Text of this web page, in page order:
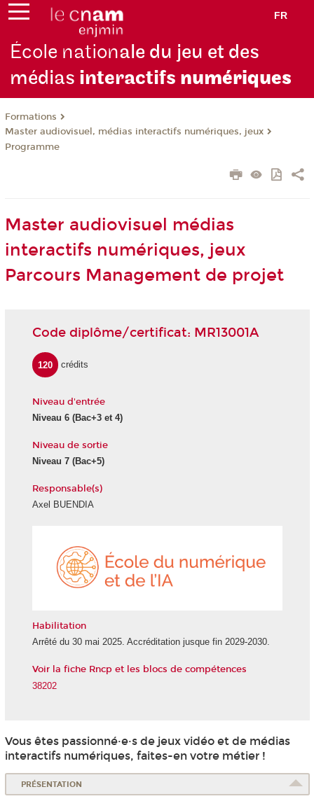
FR
École nationale du jeu et des
médias interactifs numériques
Formations
Master audiovisuel, médias interactifs numériques, jeux
Programme
Master audiovisuel médias
interactifs numériques, jeux
Parcours Management de projet
Code diplôme/certificat: MR13001A
120 crédits
Niveau d'entrée
Niveau 6 (Bac+3 et 4)
Niveau de sortie
Niveau 7 (Bac+5)
Responsable(s)
Axel BUENDIA
Habilitation
Arrêté du 30 mai 2025. Accréditation jusque fin 2029-2030.
Voir la fiche Rncp et les blocs de compétences
38202
Vous êtes passionné·e·s de jeux vidéo et de médias
interactifs numériques, faites-en votre métier !
PRÉSENTATION